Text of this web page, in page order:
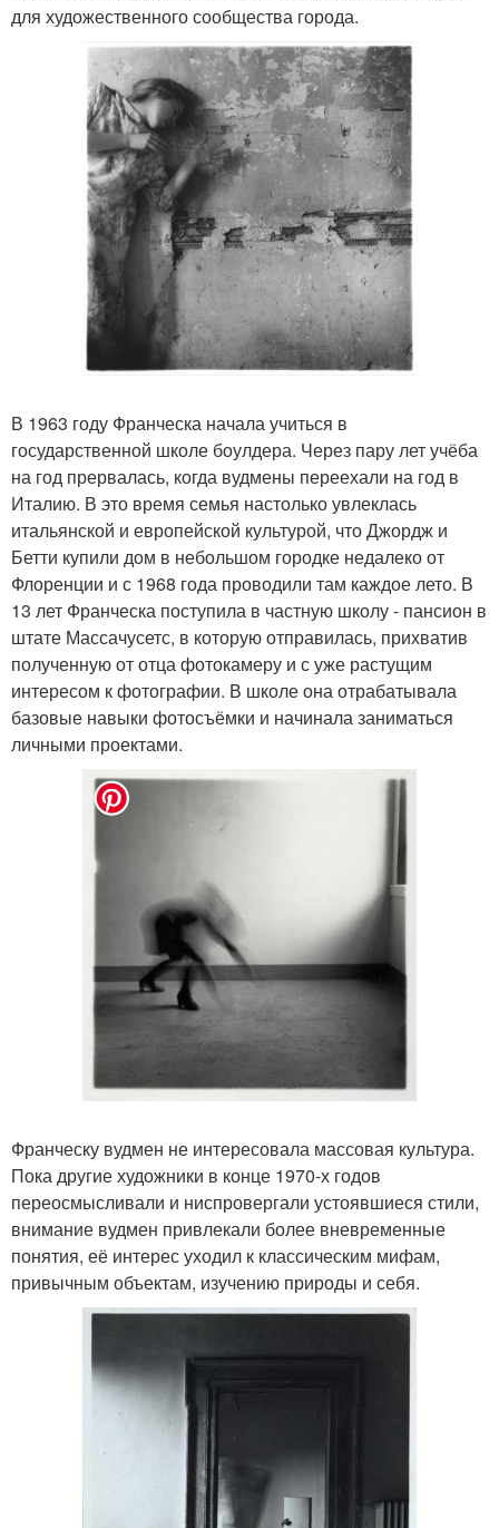
для художественного сообщества города.
В 1963 году Франческа начала учиться в
государственной школе боулдера. Через пару лет учёба
на год прервалась, когда вудмены переехали на год в
Италию. В это время семья настолько увлеклась
итальянской и европейской культурой, что Джордж и
Бетти купили дом в небольшом городке недалеко от
Флоренции и с 1968 года проводили там каждое лето. В
13 лет Франческа поступила в частную школу - пансион в
штате Массачусетс, в которую отправилась, прихватив
полученную от отца фотокамеру и с уже растущим
интересом к фотографии. В школе она отрабатывала
базовые навыки фотосъёмки и начинала заниматься
личными проектами.
Франческу вудмен не интересовала массовая культура.
Пока другие художники в конце 1970-х годов
переосмысливали и ниспровергали устоявшиеся стили,
внимание вудмен привлекали более вневременные
понятия, её интерес уходил к классическим мифам,
привычным объектам, изучению природы и себя.